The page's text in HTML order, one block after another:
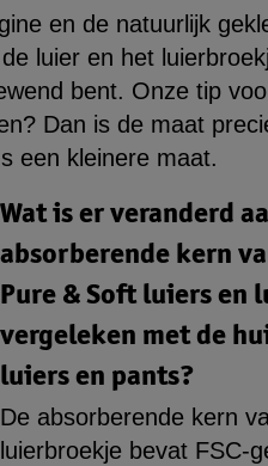
en de natuurlijk
luier en het
bent. Onze tip
Dan is de maat
een kleinere maat.
Wat is er veranderd
absorberende kern
Pure & Soft luiers en
vergeleken met de
luiers en pants?
De absorberende kern
luierbroekje bevat FSC-